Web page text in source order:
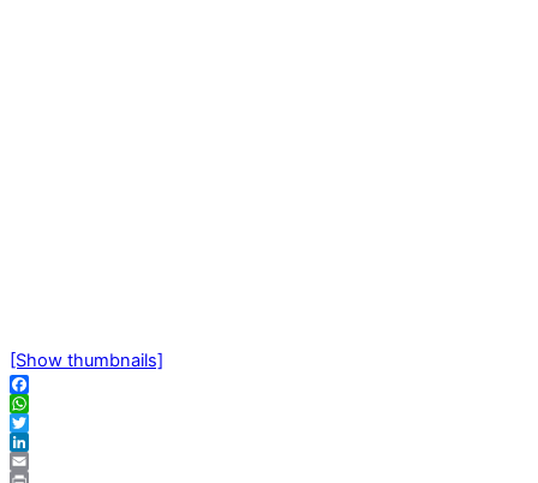
[Show thumbnails]
Facebook
WhatsApp
Twitter
LinkedIn